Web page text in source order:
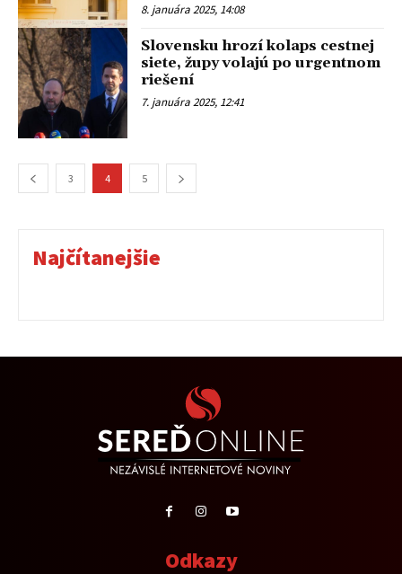
8. januára 2025, 14:08
Slovensku hrozí kolaps cestnej
siete, župy volajú po urgentnom
riešení
7. januára 2025, 12:41
3 4 5
Najčítanejšie
Odkazy